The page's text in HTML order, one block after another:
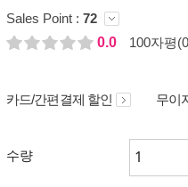
Sales Point : 72
0.0
100자평
카드/간편결제 할인 무이
수량